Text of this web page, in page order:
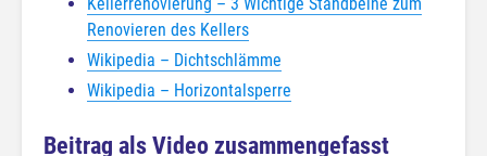
Renovieren des Kellers
Wikipedia – Dichtschlämme
Wikipedia – Horizontalsperre
Beitrag als Video zusammengefasst